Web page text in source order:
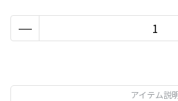
アイテム説